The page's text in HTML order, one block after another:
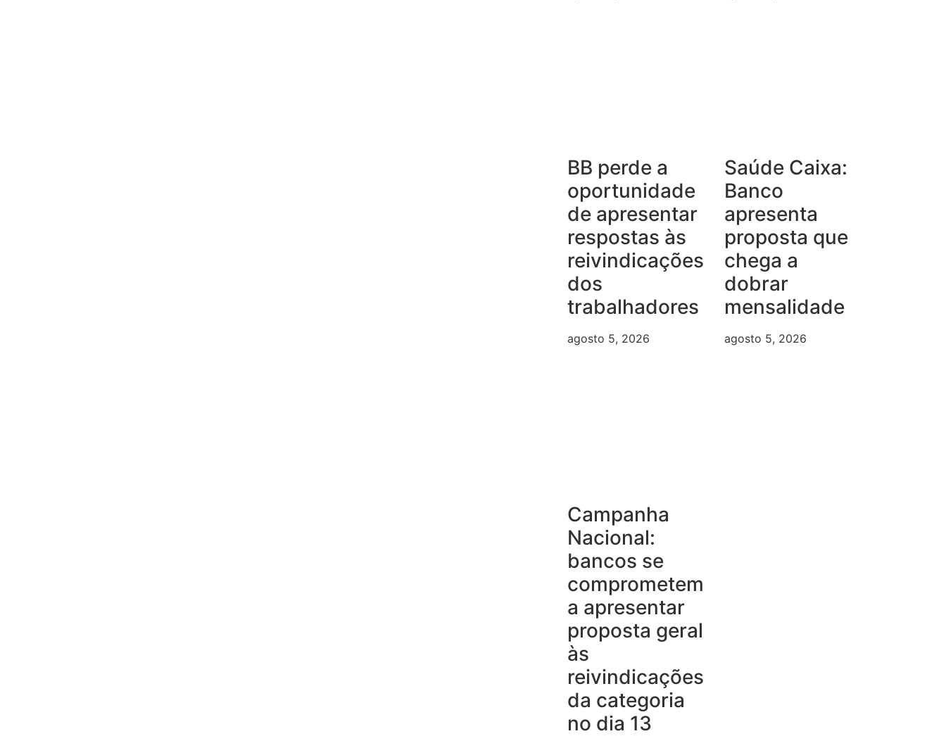
BB perde a
oportunidade
de apresentar
respostas às
reivindicações
dos
trabalhadores
agosto 5, 2026
Saúde Caixa:
Banco
apresenta
proposta que
chega a
dobrar
mensalidade
agosto 5, 2026
Campanha
Nacional:
bancos se
comprometem
a apresentar
proposta geral
às
reivindicações
da categoria
no dia 13